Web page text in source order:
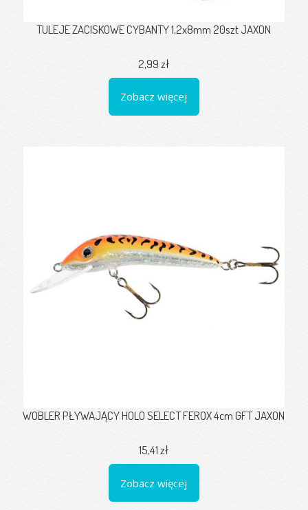
TULEJE ZACISKOWE CYBANTY 1,2x8mm 20szt JAXON
2,99 zł
Zobacz więcej
WOBLER PŁYWAJĄCY HOLO SELECT FEROX 4cm GFT JAXON
15,41 zł
Zobacz więcej